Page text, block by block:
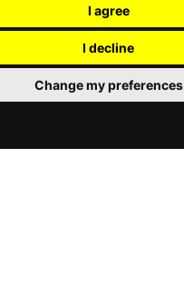
I agree
I decline
Change my preferences